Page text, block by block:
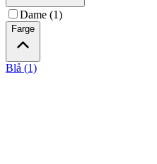
Dame (1)
Farge
Blå (1)